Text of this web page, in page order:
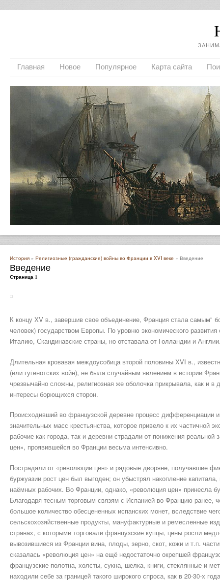
Главная Новое Популярное Карта сайта
История » Религиозные (гражданские) войны во Франции в XVI веке » Введение
Введение
Страница 1
К концу XV в., завершив свое объединение, Франция стала самым"
человек) государством Европы. По уровню экономического
Италию, Скандинавские страны, но отставала от Голландии и
Длительная кровавая междоусобица второй половины XVI в.,
(или гугенотских войн), не была случайным явлением в истории
чрезвычайно сложны, религиозная же оболочка прикрывала, как и
интересы борющихся сторон.
Происходивший во французской деревне процесс дифференциации
значительных масс крестьянства, которое привело к их частичной
рабочие как города, так и деревни страдали от понижения
цен», проявившейся во Франции весьма интенсивно.
Пострадали от «революции цен» и рядовые дворяне, получавшие
буржуазии рост цен был выгоден; он убыстрял накопление
наёмных рабочих. Во Франции, однако, «революция цен» принесла
Благодаря тесным торговым связям с Испанией во Францию ранее,
большое количество обесцененных испанских монет, вследствие
сельскохозяйственные продукты, мануфактурные и ремесленные
странах, с которыми торговали французские купцы, цены росли
вывозившиеся из Франции вина, плоды, зерно, скот, кожи и т.п.
сказалась «революция цен» на ещё недостаточно окрепшей
французские полотна, холсты, сукна, шелка, книги, стеклянные и
находили себе за границей такого широкого спроса, как в 20-30-х